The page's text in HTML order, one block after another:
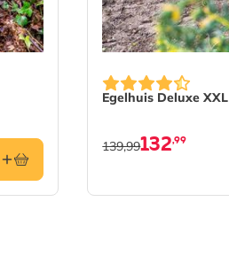
Egelhuis Deluxe XXL
132,99
139,99